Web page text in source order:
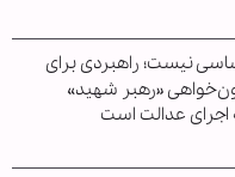
نیست؛ راهبردی برای
«رهبر شهید»
اجرای عدالت است